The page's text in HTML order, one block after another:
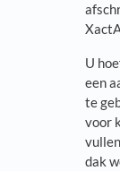
U
een
te
voor
dak